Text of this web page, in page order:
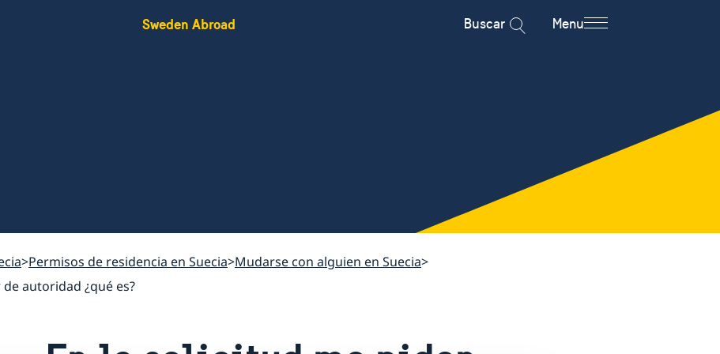
Sweden Abroad Buscar Menu
Permisos de residencia en Suecia Mudarse con alguien en Suecia
autoridad ¿qué es?